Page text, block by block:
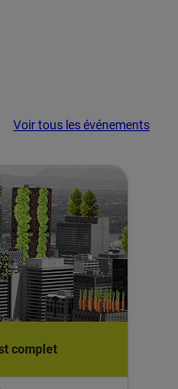
Voir tous les événements
complet